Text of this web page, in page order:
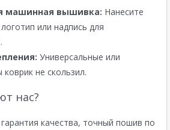
машинная вышивка: Нанесите
или надпись для
Универсальные или
не скользил.
нас?
качества, точный пошив по